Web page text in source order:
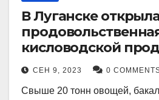
В Луганске
кисловодской
СЕН 9, 2023 0
Свыше 20 тонн овощей,